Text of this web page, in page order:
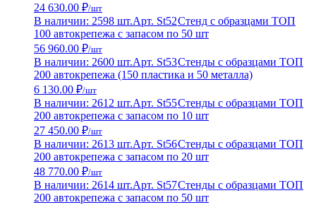
24 630.00 ₽/шт
В наличии: 2598 шт.Арт. St52Стенд с образцами ТОП
100 автокрепежа с запасом по 50 шт
56 960.00 ₽/шт
В наличии: 2600 шт.Арт. St53Стенды с образцами ТОП
200 автокрепежа (150 пластика и 50 металла)
6 130.00 ₽/шт
В наличии: 2612 шт.Арт. St55Стенды с образцами ТОП
200 автокрепежа с запасом по 10 шт
27 450.00 ₽/шт
В наличии: 2613 шт.Арт. St56Стенды с образцами ТОП
200 автокрепежа с запасом по 20 шт
48 770.00 ₽/шт
В наличии: 2614 шт.Арт. St57Стенды с образцами ТОП
200 автокрепежа с запасом по 50 шт